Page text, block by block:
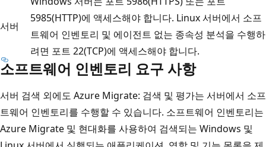
서버
5985(HTTP)에 액세스해야 합니다. Linux 서버에서 소프
트웨어 인벤토리 및 에이전트 없는 종속성 분석을 수행하
려면 포트 22(TCP)에 액세스해야 합니다.
소프트웨어 인벤토리 요구 사항
서버 검색 외에도 Azure Migrate: 검색 및 평가는 서버에서 소프
트웨어 인벤토리를 수행할 수 있습니다. 소프트웨어 인벤토리는
Azure Migrate 및 현대화를 사용하여 검색되는 Windows 및